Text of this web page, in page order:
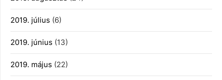
2019. július (6)
2019. június (13)
2019. május (22)